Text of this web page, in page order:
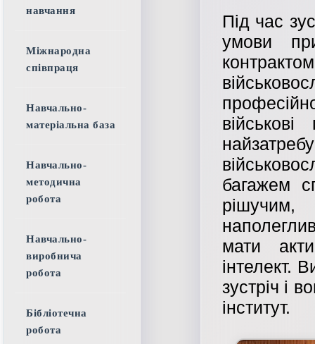
Під час
умови
багажем
рішучим,
мати
інтелект.
зустріч і
інститут.
навчання
Міжнародна
співпраця
Навчально-
матеріальна база
Навчально-
методична
робота
Навчально-
виробнича
робота
Бібліотечна
робота